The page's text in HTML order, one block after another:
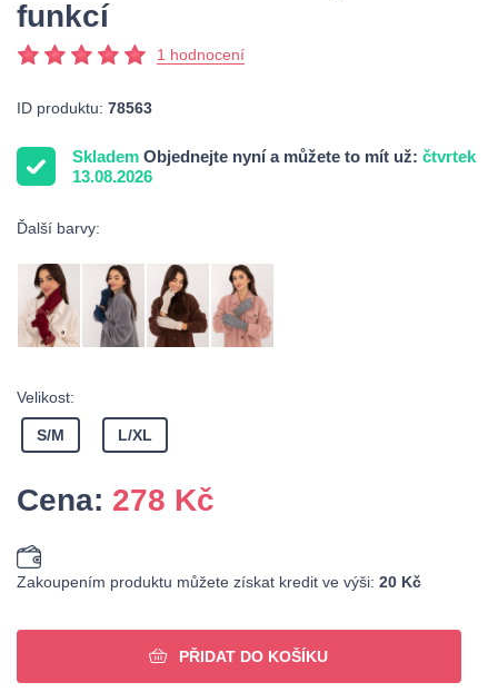
funkcí
1 hodnocení
ID produktu: 78563
Skladem Objednejte nyní a můžete to mít už: čtvrtek
13.08.2026
Ďalší barvy:
Velikost:
S/M L/XL
Cena: 278 Kč
Zakoupením produktu můžete získat kredit ve výši: 20 Kč
PŘIDAT DO KOŠÍKU